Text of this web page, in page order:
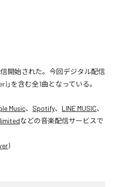
信開始された。今回デジタル配信
」を含む全1曲となっている。
Music、 Spotify、 LINE MUSIC、
などの音楽配信サービスで